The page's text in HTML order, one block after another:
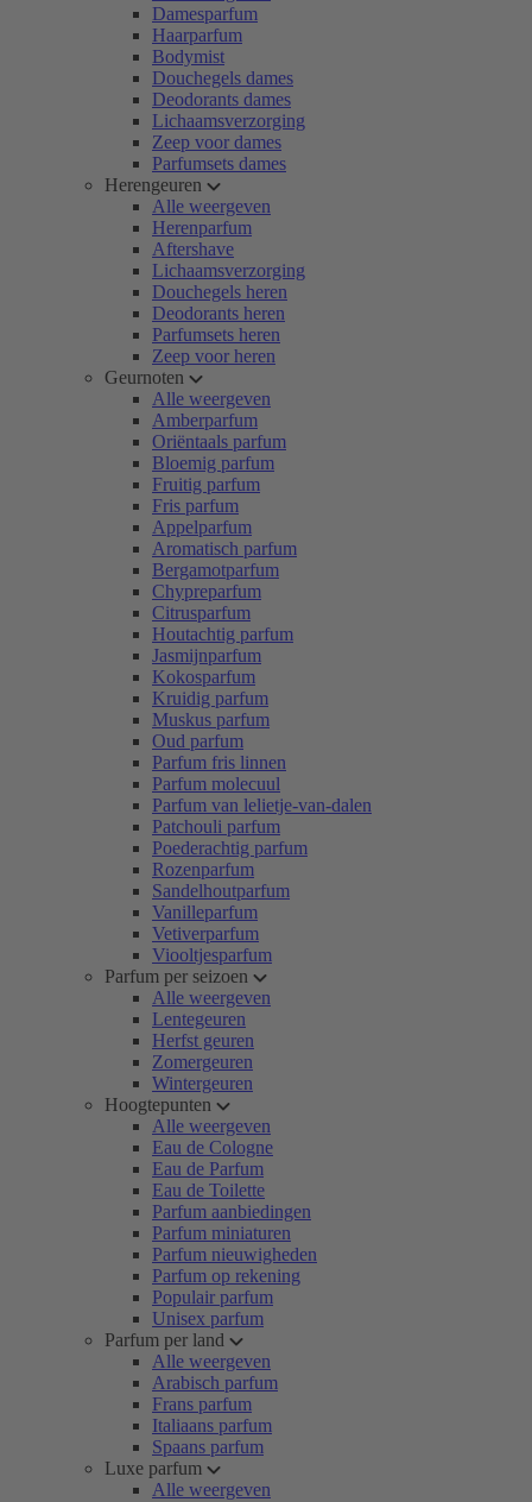
Damesparfum
Haarparfum
Bodymist
Douchegels dames
Deodorants dames
Lichaamsverzorging
Zeep voor dames
Parfumsets dames
Herengeuren
Alle weergeven
Herenparfum
Aftershave
Lichaamsverzorging
Douchegels heren
Deodorants heren
Parfumsets heren
Zeep voor heren
Geurnoten
Alle weergeven
Amberparfum
Oriëntaals parfum
Bloemig parfum
Fruitig parfum
Fris parfum
Appelparfum
Aromatisch parfum
Bergamotparfum
Chypreparfum
Citrusparfum
Houtachtig parfum
Jasmijnparfum
Kokosparfum
Kruidig parfum
Muskus parfum
Oud parfum
Parfum fris linnen
Parfum molecuul
Parfum van lelietje-van-dalen
Patchouli parfum
Poederachtig parfum
Rozenparfum
Sandelhoutparfum
Vanilleparfum
Vetiverparfum
Viooltjesparfum
Parfum per seizoen
Alle weergeven
Lentegeuren
Herfst geuren
Zomergeuren
Wintergeuren
Hoogtepunten
Alle weergeven
Eau de Cologne
Eau de Parfum
Eau de Toilette
Parfum aanbiedingen
Parfum miniaturen
Parfum nieuwigheden
Parfum op rekening
Populair parfum
Unisex parfum
Parfum per land
Alle weergeven
Arabisch parfum
Frans parfum
Italiaans parfum
Spaans parfum
Luxe parfum
Alle weergeven